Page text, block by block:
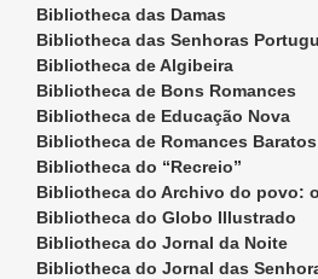
Bibliotheca das Damas
Bibliotheca das Senhoras
Maria Pia de Saboya
Bibliotheca de Algibeira
Bibliotheca de Bons Romances
Bibliotheca de Educação Nova
Bibliotheca de Romances Baratos
Bibliotheca do “Recreio”
Bibliotheca do Archivo do povo:
Bibliotheca do Globo Illustrado
Bibliotheca do Jornal da Noite
Bibliotheca do Jornal das